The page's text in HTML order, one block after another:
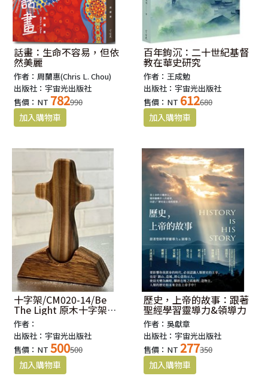
話畫：生命不容易，但依
然美麗
作者：周蘭惠(Chris L. Chou)
出版社：宇宙光出版社
售價：NT 782990
百年鉤沉：二十世紀基督
教在華史研究
作者：王成勉
出版社：宇宙光出版社
售價：NT 612680
十字架/CM020-14/Be
The Light 原木十字架禮
盒
作者：
出版社：宇宙光出版社
售價：NT 500500
歷史，上帝的故事：跟著
聖經學習靈導力&領導力
作者：吳獻章
出版社：宇宙光出版社
售價：NT 277350